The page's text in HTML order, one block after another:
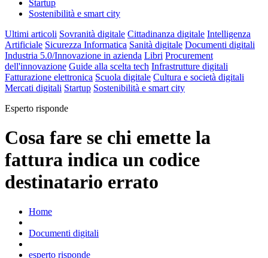
Turismo digitale
Sostenibilità e smart city
Ultimi articoli Sovranità digitale Cittadinanza digitale Intelligenza
Artificiale Sicurezza Informatica Sanità digitale Documenti digitali
Industria 5.0/Innovazione in azienda Libri Procurement
dell'innovazione Guide alla scelta tech Infrastrutture digitali
Fatturazione elettronica
Cultura e società digitali
Mercati digitali Startup
Cosa fare se chi emette la
fattura indica un codice
Home
Documenti digitali